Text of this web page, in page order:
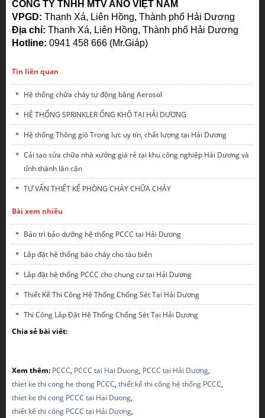
CÔNG TY TNHH MTV ANO VIỆT NAM
VPGD: Thanh Xá, Liên Hồng, Thành phố Hải Dương
Địa chỉ: Thanh Xá, Liên Hồng, Thành phố Hải Dương
Hotline: 0941 458 666 (Mr.Giáp)
Tin liên quan
Hệ thống chữa cháy tự động bằng Aerosol
HỆ THỐNG SPRINKLER ỐNG KHÔ TẠI HẢI DƯƠNG
Hệ thống Thông gió Trọng lực uy tín, chất lượng tại Hải Dương
Cải tạo sửa chữa nhà xưởng giá rẻ tại khu công nghiệp Hải Dương và
tỉnh thành lân cận
TƯ VẤN THIẾT KẾ PHÒNG CHÁY CHỮA CHÁY
Bài xem nhiều
Bảo trì bảo dưỡng hệ thống PCCC tại Hải Dương
Lắp đặt hệ thống báo cháy cho tàu biển
Lắp đặt hệ thống PCCC cho chung cư tại Hải Dương
Thiết Kế Thi Công Hệ Thống Chống Sét Tại Hải Dương
Thi Công Lắp Đặt Hệ Thống Chống Sét Tại Hải Dương
Chia sẻ bài viết:
Xem thêm: PCCC, PCCC tai Hai Duong, PCCC tại Hải Dương,
thiet ke thi cong he thong PCCC, thiết kế thi công hệ thống PCCC,
thiet ke thi cong PCCC tai Hai Duong,
thiết kế thi công PCCC tại Hải Dương,